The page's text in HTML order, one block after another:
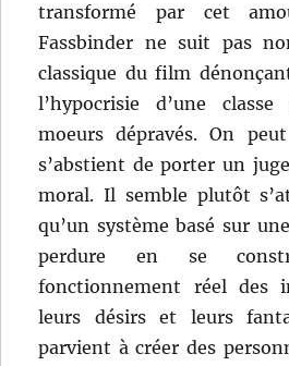
transformé par cet
Fassbinder ne suit pas
classique du film
l’hypocrisie d’une
moeurs dépravés. On
s’abstient de porter un
moral. Il semble plutôt
qu’un système basé sur
perdure en se
fonctionnement réel des
leurs désirs et leurs
parvient à créer des